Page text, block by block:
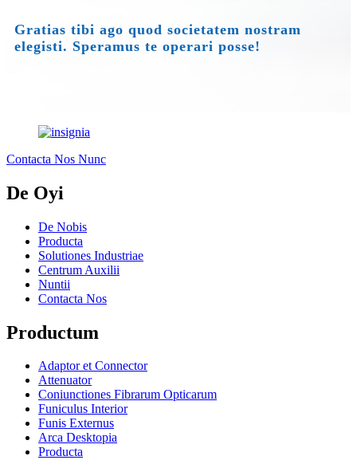
Gratias tibi ago quod societatem nostram
elegisti. Speramus te operari posse!
Contacta Nos Nunc
De Oyi
De Nobis
Producta
Solutiones Industriae
Centrum Auxilii
Nuntii
Contacta Nos
Productum
Adaptor et Connector
Attenuator
Coniunctiones Fibrarum Opticarum
Funiculus Interior
Funis Externus
Arca Desktopia
Producta